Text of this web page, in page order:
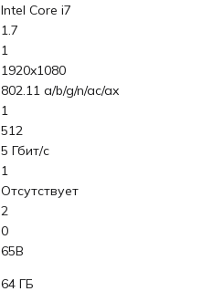
Intel Core i7
1.7
1
1920x1080
802.11 a/b/g/n/ac/ax
1
512
5 Гбит/с
1
Отсутствует
2
0
65В
64 ГБ